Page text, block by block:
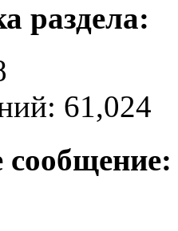
раздела:
61,024
сообщение: